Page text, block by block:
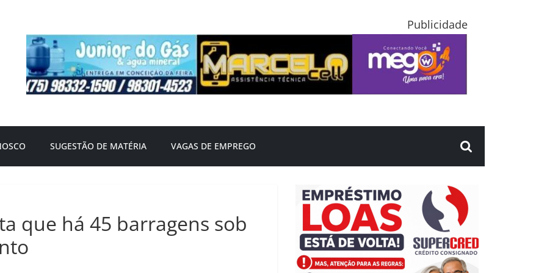
Publicidade
SUGESTÃO DE MATÉRIA VAGAS DE EMPREGO
que há 45 barragens sob